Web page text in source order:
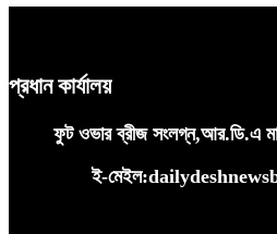
প্রধান কার্যালয়
ফুট ওভার ব্রীজ সংলগ্ন,আর.ডি.এ
ই-